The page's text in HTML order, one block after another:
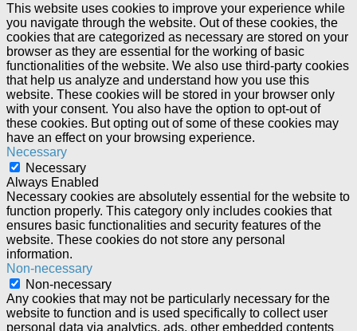
This website uses cookies to improve your experience while
you navigate through the website. Out of these cookies, the
cookies that are categorized as necessary are stored on your
browser as they are essential for the working of basic
functionalities of the website. We also use third-party cookies
that help us analyze and understand how you use this
website. These cookies will be stored in your browser only
with your consent. You also have the option to opt-out of
these cookies. But opting out of some of these cookies may
have an effect on your browsing experience.
Necessary
Necessary
Always Enabled
Necessary cookies are absolutely essential for the website to
function properly. This category only includes cookies that
ensures basic functionalities and security features of the
website. These cookies do not store any personal
information.
Non-necessary
Non-necessary
Any cookies that may not be particularly necessary for the
website to function and is used specifically to collect user
personal data via analytics, ads, other embedded contents